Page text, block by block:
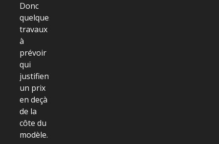
Donc
quelques
travaux
à
prévoir
qui
justifient
un prix
en deçà
de la
côte du
modèle.